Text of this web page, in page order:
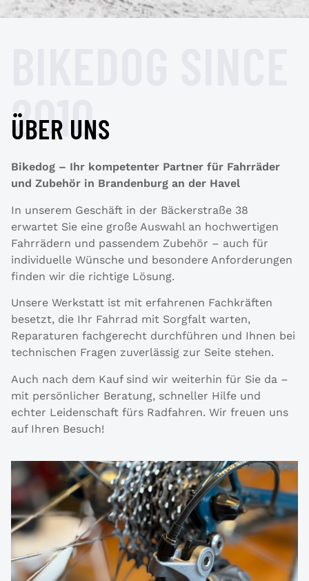
2010
ÜBER UNS
Bikedog – Ihr kompetenter Partner für Fahrräder
und Zubehör in Brandenburg an der Havel
In unserem Geschäft in der Bäckerstraße 38
erwartet Sie eine große Auswahl an hochwertigen
Fahrrädern und passendem Zubehör – auch für
individuelle Wünsche und besondere Anforderungen
finden wir die richtige Lösung.
Unsere Werkstatt ist mit erfahrenen Fachkräften
besetzt, die Ihr Fahrrad mit Sorgfalt warten,
Reparaturen fachgerecht durchführen und Ihnen bei
technischen Fragen zuverlässig zur Seite stehen.
Auch nach dem Kauf sind wir weiterhin für Sie da –
mit persönlicher Beratung, schneller Hilfe und
echter Leidenschaft fürs Radfahren. Wir freuen uns
auf Ihren Besuch!